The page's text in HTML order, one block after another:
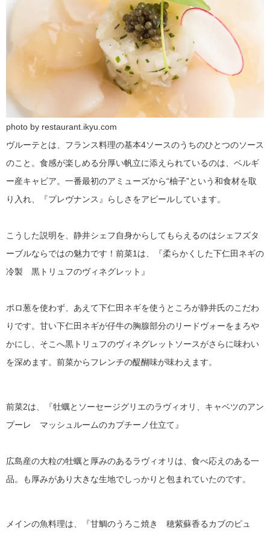
photo by restaurant.ikyu.com
ヴルーテとは、フランス料理の基本4ソースのうちのひとつのソース
のこと。食感が楽しめる分厚い帆立に添えられているのは、ベルギ
ー産キャビア。一番最初のアミューズから“柚子”という和食材を取
り入れ、『プレヴナンス』らしさをアピールしています。
こうした説明を、静井シェフ自身からしてもらえるのはシェフズタ
ーブルならではの魅力です！前菜1は、『柔らかくした下仁田ネギの
冷製 黒トリュフのヴィネグレット』
ポロ葱を使わず、あえて下仁田ネギを使うところが静井氏のこだわ
りです。甘い下仁田ネギが仔牛の胸腺部分のリードヴォーをまろや
かにし、そこへ黒トリュフのヴィネグレットソースがさらに味わい
を深めます。前菜からフレンチの醍醐味が味わえます。
前菜2は、『牡蠣とソーセージグリエのラヴィオリ、キャベツのアン
プーレ マッシュルームのカプチーノ仕立て』
広島産の大粒の牡蠣と厚みのあるラヴィオリは、食べ応えのある一
品。も厚みがあり大きな生地でしっかりと包まれていたのです。
メインの魚料理は、『甘鯛のうろこ焼き 穂紫蘇香るカブのピュ